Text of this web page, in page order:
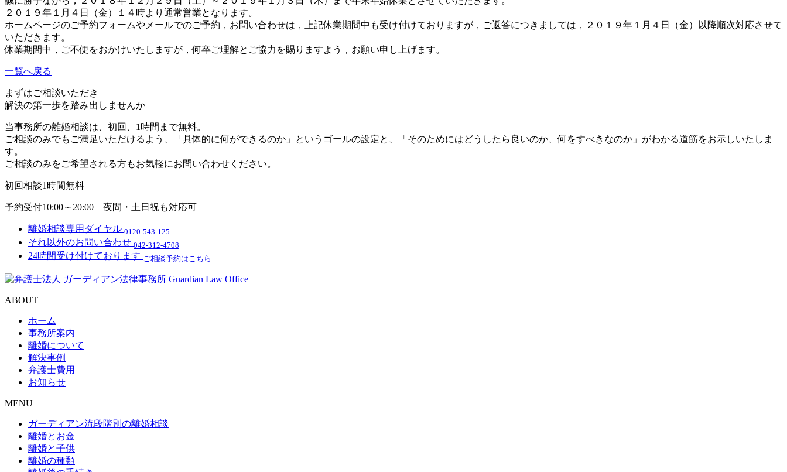
２０１９年１月４日（金）１４時より通常営業となります。
ホームページのご予約フォームやメールでのご予約，お問い合わせは，上記休業期間中も受け付けておりますが，ご返答につきましては，２０１９年１月４日（金）以降順次対応させて
いただきます。
休業期間中，ご不便をおかけいたしますが，何卒ご理解とご協力を賜りますよう，お願い申し上げます。
一覧へ戻る
まずはご相談いただき
解決の第一歩を踏み出しませんか
当事務所の離婚相談は、初回、1時間まで無料。
ご相談のみでもご満足いただけるよう、「具体的に何ができるのか」というゴールの設定と、「そのためにはどうしたら良いのか、何をすべきなのか」がわかる道筋をお示しいたしま
す。
ご相談のみをご希望される方もお気軽にお問い合わせください。
初回相談1時間無料
予約受付10:00～20:00 夜間・土日祝も対応可
離婚相談専用ダイヤル 0120-543-125
それ以外のお問い合わせ 042-312-4708
24時間受け付けております ご相談予約はこちら
ABOUT
ホーム
事務所案内
離婚について
解決事例
弁護士費用
お知らせ
MENU
ガーディアン流段階別の離婚相談
離婚とお金
離婚と子供
離婚の種類